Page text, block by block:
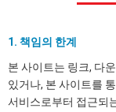
1. 책임의 한계
본 사이트는 링크, 다
있거나, 본 사이트를
서비스로부터 접근되